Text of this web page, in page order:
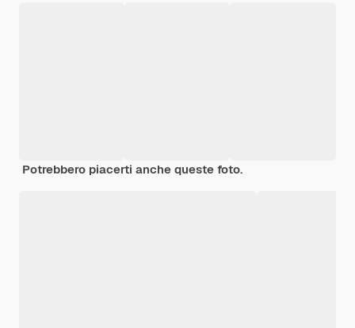
Potrebbero piacerti anche queste foto.